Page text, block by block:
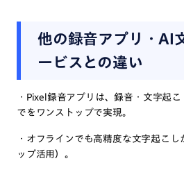
他の録音アプリ・AI
ービスとの違い
・Pixel録音アプリは、録音・文字起
でをワンストップで実現。
・オフラインでも高精度な文字起こ
ップ活用）。